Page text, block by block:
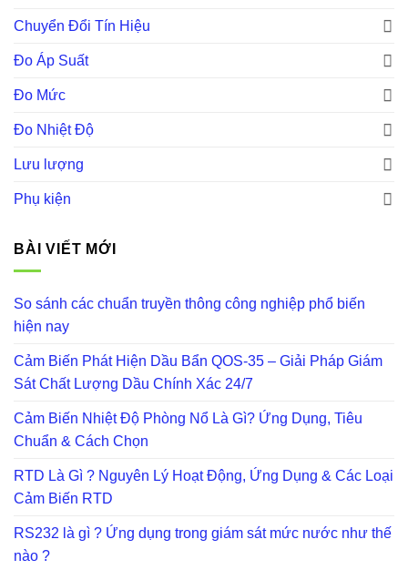
Chuyển Đổi Tín Hiệu
Đo Áp Suất
Đo Mức
Đo Nhiệt Độ
Lưu lượng
Phụ kiện
BÀI VIẾT MỚI
So sánh các chuẩn truyền thông công nghiệp phổ biến
hiện nay
Cảm Biến Phát Hiện Dầu Bẩn QOS-35 – Giải Pháp Giám
Sát Chất Lượng Dầu Chính Xác 24/7
Cảm Biến Nhiệt Độ Phòng Nổ Là Gì? Ứng Dụng, Tiêu
Chuẩn & Cách Chọn
RTD Là Gì ? Nguyên Lý Hoạt Động, Ứng Dụng & Các Loại
Cảm Biến RTD
RS232 là gì ? Ứng dụng trong giám sát mức nước như thế
nào ?